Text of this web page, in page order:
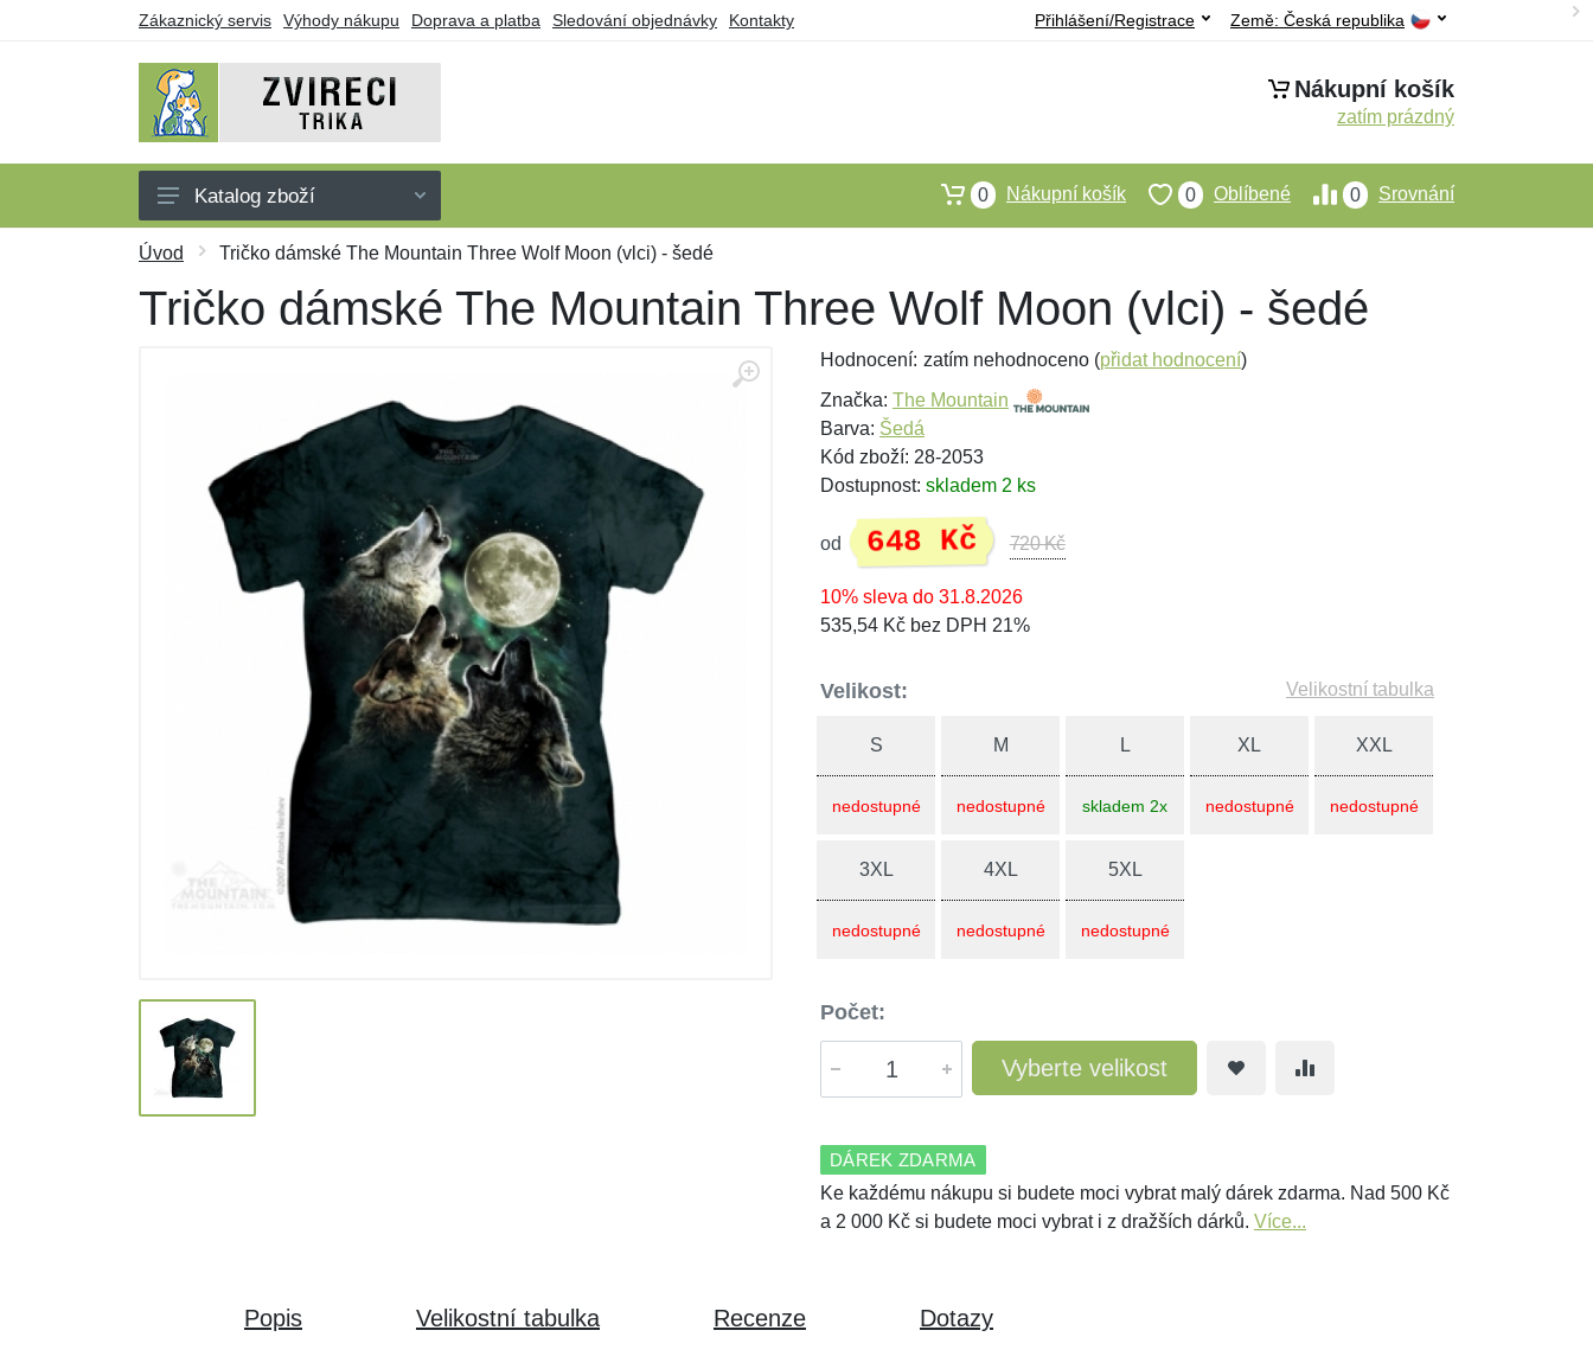
Zákaznický servis Výhody nákupu Doprava a platba Sledování objednávky Kontakty Země: Česká republika
Přihlášení/Registrace
Nákupní košík
zatím prázdný
Trička
Tílka
Výprodej
Katalog zboží 0 Srovnání
0 Oblíbené
0 Nákupní košík
Úvod Tričko dámské The Mountain Three Wolf Moon (vlci) - šedé
Tričko dámské The Mountain Three Wolf Moon (vlci) - šedé
Hodnocení: zatím nehodnoceno (přidat hodnocení)
Značka: The Mountain
Barva: Šedá
Kód zboží: 28-2053
Dostupnost: skladem 2 ks
od 648 Kč 720 Kč
10% sleva do 31.8.2026
535,54 Kč bez DPH 21%
Velikost: Velikostní tabulka
S
nedostupné
M
nedostupné
L
skladem 2x
XL
nedostupné
XXL
nedostupné
3XL
nedostupné
4XL
nedostupné
5XL
nedostupné
Počet:
Vyberte velikost
DÁREK ZDARMA
Ke každému nákupu si budete moci vybrat malý dárek zdarma. Nad 500 Kč
a 2 000 Kč si budete moci vybrat i z dražších dárků. Více...
Popis Velikostní tabulka Recenze Dotazy